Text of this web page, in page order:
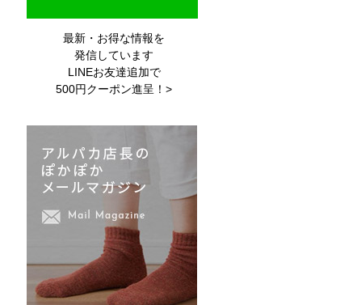
最新・お得な情報を
発信しています
LINEお友達追加で
500円クーポン進呈！>